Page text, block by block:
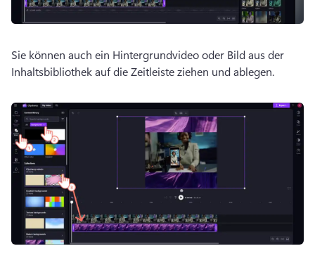
Sie können auch ein Hintergrundvideo oder Bild aus der
Inhaltsbibliothek auf die Zeitleiste ziehen und ablegen.